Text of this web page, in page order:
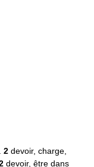
2 devoir, charge,
devoir, être dans